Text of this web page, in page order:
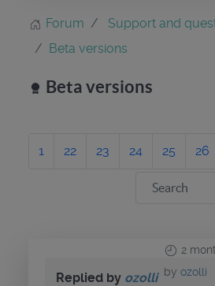
Forum Support and
Beta versions
Beta versions
1 22 23 24 25 26
2
by ozolli
Replied by ozolli